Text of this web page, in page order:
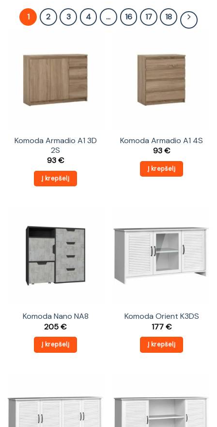
1 2 3 4 … 16 17 18
Komoda Armadio A1 3D
2S
93€
Į krepšelį
Komoda Armadio A1 4S
93€
Į krepšelį
Komoda Nano NA8
205€
Į krepšelį
Komoda Orient K3DS
177€
Į krepšelį